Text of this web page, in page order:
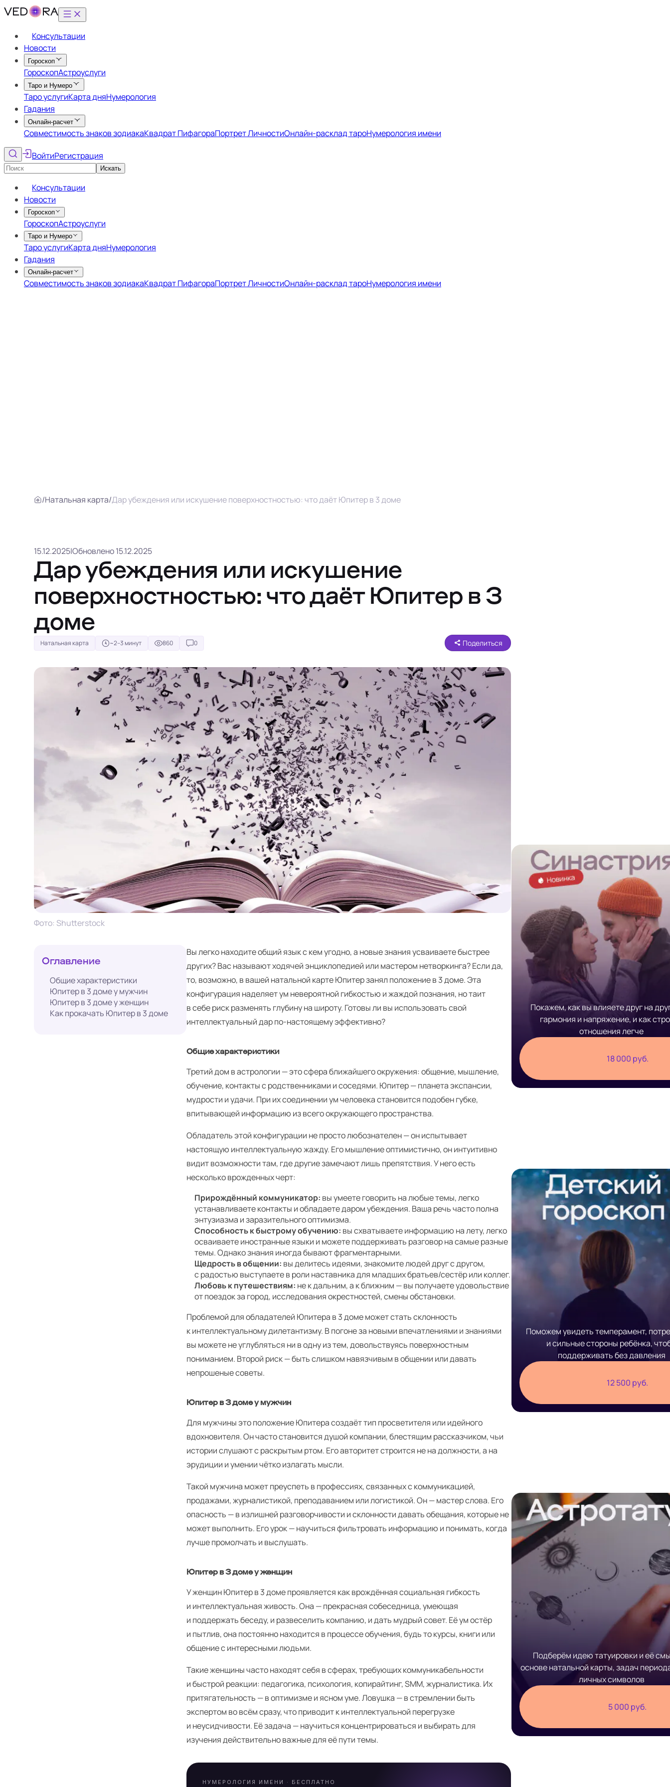
/Натальная карта/Дар убеждения или искушение поверхностностью: что даёт Юпитер в 3 доме
15.12.2025|Обновлено 15.12.2025
Дар убеждения или искушение
поверхностностью: что даёт Юпитер в 3
доме
Натальная карта ~2–3 минут 860 0 Поделиться
Фото: Shutterstock
Оглавление
Общие характеристики
Юпитер в 3 доме у мужчин
Юпитер в 3 доме у женщин
Как прокачать Юпитер в 3 доме
Вы легко находите общий язык с кем угодно, а новые знания усваиваете быстрее
других? Вас называют ходячей энциклопедией или мастером нетворкинга? Если да,
то, возможно, в вашей натальной карте Юпитер занял положение в 3 доме. Эта
конфигурация наделяет ум невероятной гибкостью и жаждой познания, но таит
в себе риск разменять глубину на широту. Готовы ли вы использовать свой
интеллектуальный дар по-настоящему эффективно?
Общие характеристики
Третий дом в астрологии — это сфера ближайшего окружения: общение, мышление,
обучение, контакты с родственниками и соседями. Юпитер — планета экспансии,
мудрости и удачи. При их соединении ум человека становится подобен губке,
впитывающей информацию из всего окружающего пространства.
Обладатель этой конфигурации не просто любознателен — он испытывает
настоящую интеллектуальную жажду. Его мышление оптимистично, он интуитивно
видит возможности там, где другие замечают лишь препятствия. У него есть
несколько врожденных черт:
Прирождённый коммуникатор: вы умеете говорить на любые темы, легко
устанавливаете контакты и обладаете даром убеждения. Ваша речь часто полна
энтузиазма и заразительного оптимизма.
Способность к быстрому обучению: вы схватываете информацию на лету, легко
осваиваете иностранные языки и можете поддерживать разговор на самые разные
темы. Однако знания иногда бывают фрагментарными.
Щедрость в общении: вы делитесь идеями, знакомите людей друг с другом,
с радостью выступаете в роли наставника для младших братьев/сестёр или коллег.
Любовь к путешествиям: не к дальним, а к ближним — вы получаете удовольствие
от поездок за город, исследования окрестностей, смены обстановки.
Проблемой для обладателей Юпитера в 3 доме может стать склонность
к интеллектуальному дилетантизму. В погоне за новыми впечатлениями и знаниями
вы можете не углубляться ни в одну из тем, довольствуясь поверхностным
пониманием. Второй риск — быть слишком навязчивым в общении или давать
непрошеные советы.
Юпитер в 3 доме у мужчин
Для мужчины это положение Юпитера создаёт тип просветителя или идейного
вдохновителя. Он часто становится душой компании, блестящим рассказчиком, чьи
истории слушают с раскрытым ртом. Его авторитет строится не на должности, а на
эрудиции и умении чётко излагать мысли.
Такой мужчина может преуспеть в профессиях, связанных с коммуникацией,
продажами, журналистикой, преподаванием или логистикой. Он — мастер слова. Его
опасность — в излишней разговорчивости и склонности давать обещания, которые не
может выполнить. Его урок — научиться фильтровать информацию и понимать, когда
лучше промолчать и выслушать.
Юпитер в 3 доме у женщин
У женщин Юпитер в 3 доме проявляется как врождённая социальная гибкость
и интеллектуальная живость. Она — прекрасная собеседница, умеющая
и поддержать беседу, и развеселить компанию, и дать мудрый совет. Её ум остёр
и пытлив, она постоянно находится в процессе обучения, будь то курсы, книги или
общение с интересными людьми.
Такие женщины часто находят себя в сферах, требующих коммуникабельности
и быстрой реакции: педагогика, психология, копирайтинг, SMM, журналистика. Их
притягательность — в оптимизме и ясном уме. Ловушка — в стремлении быть
экспертом во всём сразу, что приводит к интеллектуальной перегрузке
и неусидчивости. Её задача — научиться концентрироваться и выбирать для
изучения действительно важные для её пути темы.
НУМЕРОЛОГИЯ ИМЕНИ · БЕСПЛАТНО
Покажем, как вы влияете друг на
гармония и напряжение, и как
отношения легче
18 000 руб.
Поможем увидеть темперамент,
и сильные стороны ребёнка,
поддерживать без давления
12 500 руб.
Подберём идею татуировки и её
основе натальной карты, задач
личных символов
5 000 руб.